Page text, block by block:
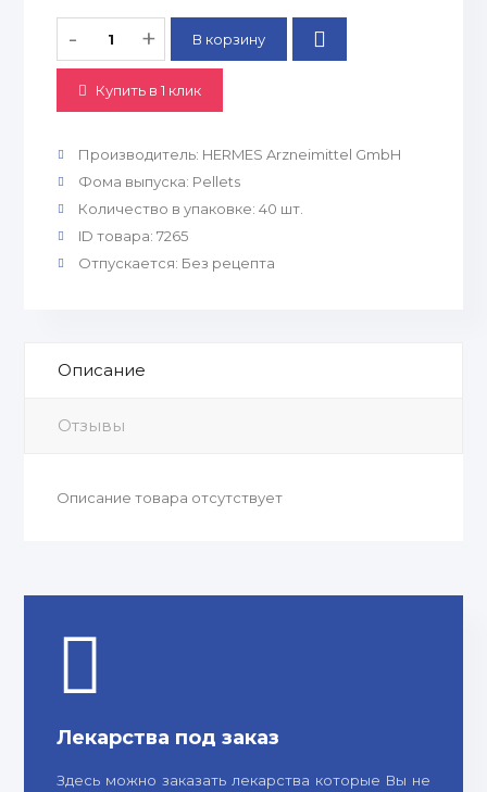
- +
Купить в 1 клик
Производитель: HERMES Arzneimittel GmbH
Фома выпуска: Pellets
Количество в упаковке: 40 шт.
ID товара: 7265
Отпускается: Без рецепта
Описание
Отзывы
Описание товара отсутствует
Лекарства под заказ
Здесь можно заказать лекарства которые Вы не